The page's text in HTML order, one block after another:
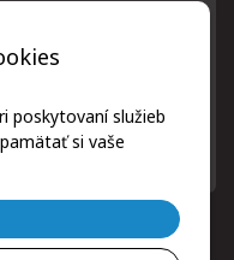
poskytovaní služieb
si vaše
len za týmto
a zásadami ochrany
na odkaz, ktorý
odkaz z ktoréhokoľvek